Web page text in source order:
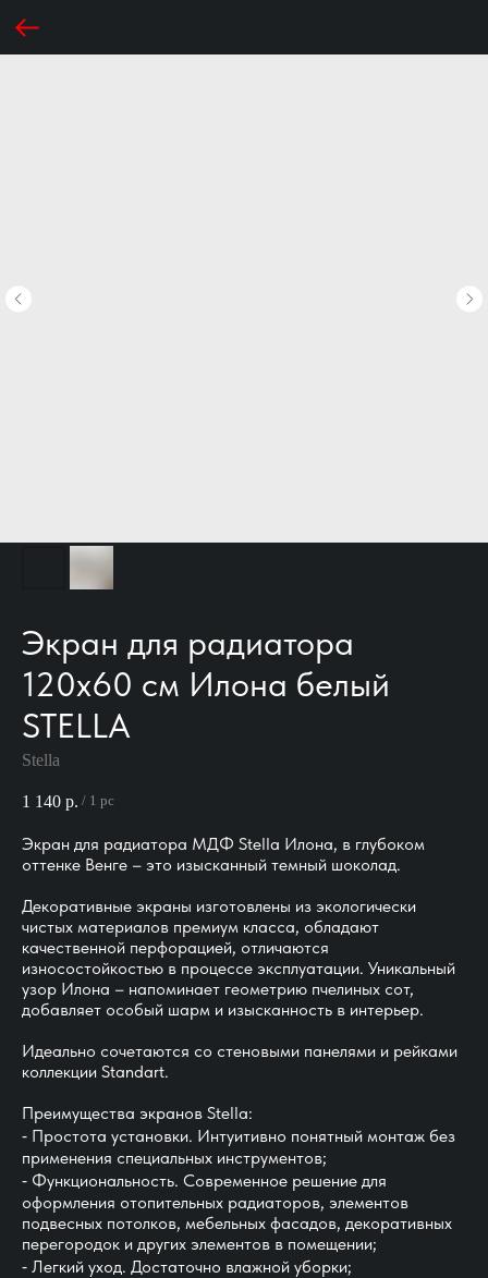
Экран для радиатора
120х60 см Илона белый
STELLA
Stella
1 140 р. / 1 pc
Экран для радиатора МДФ Stella Илона, в глубоком
оттенке Венге – это изысканный темный шоколад.
Декоративные экраны изготовлены из экологически
чистых материалов премиум класса, обладают
качественной перфорацией, отличаются
износостойкостью в процессе эксплуатации. Уникальный
узор Илона – напоминает геометрию пчелиных сот,
добавляет особый шарм и изысканность в интерьер.
Идеально сочетаются со стеновыми панелями и рейками
коллекции Standart.
Преимущества экранов Stella:
⁃ Простота установки. Интуитивно понятный монтаж без
применения специальных инструментов;
⁃ Функциональность. Современное решение для
оформления отопительных радиаторов, элементов
подвесных потолков, мебельных фасадов, декоративных
перегородок и других элементов в помещении;
⁃ Легкий уход. Достаточно влажной уборки;